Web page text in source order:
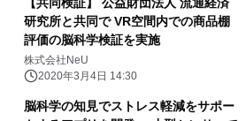
研究所と共同で VR空間内での商品棚
評価の脳科学検証を実施
株式会社NeU
2020年3月4日 14:30
脳科学の知見でストレス軽減をサポー